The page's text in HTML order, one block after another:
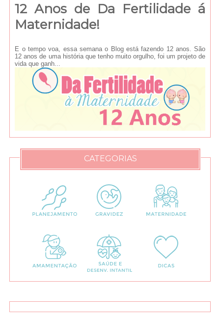
12 Anos de Da Fertilidade á
Maternidade!
E o tempo voa, essa semana o Blog está fazendo 12 anos. São
12 anos de uma história que tenho muito orgulho, foi um projeto de
vida que ganh...
CATEGORIAS